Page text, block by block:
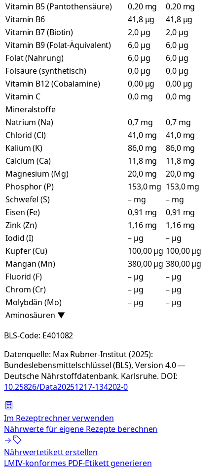
Vitamin B5 (Pantothensäure)
0,20 mg
0,20 mg
Vitamin B6
41,8 µg
41,8 µg
Vitamin B7 (Biotin)
2,0 µg
2,0 µg
Vitamin B9 (Folat-Äquivalent)
6,0 µg
6,0 µg
Folat (Nahrung)
6,0 µg
6,0 µg
Folsäure (synthetisch)
0,0 µg
0,0 µg
Vitamin B12 (Cobalamine)
0,00 µg
0,00 µg
Vitamin C
0,0 mg
0,0 mg
Mineralstoffe
Natrium (Na)
0,7 mg
0,7 mg
Chlorid (Cl)
41,0 mg
41,0 mg
Kalium (K)
86,0 mg
86,0 mg
Calcium (Ca)
11,8 mg
11,8 mg
Magnesium (Mg)
20,0 mg
20,0 mg
Phosphor (P)
153,0 mg 153,0 mg
Schwefel (S)
– mg
– mg
Eisen (Fe)
0,91 mg
0,91 mg
Zink (Zn)
1,16 mg
1,16 mg
Iodid (I)
– µg
– µg
Kupfer (Cu)
100,00 µg 100,00 µg
Mangan (Mn)
380,00 µg 380,00 µg
Fluorid (F)
– µg
– µg
Chrom (Cr)
– µg
– µg
Molybdän (Mo)
– µg
– µg
Aminosäuren ▼
BLS-Code: E401082
Datenquelle: Max Rubner-Institut (2025):
Bundeslebensmittelschlüssel (BLS), Version 4.0 —
Deutsche Nährstoffdatenbank. Karlsruhe. DOI:
10.25826/Data20251217-134202-0
Im Rezeptrechner verwenden
Nährwerte für eigene Rezepte berechnen
Nährwertetikett erstellen
LMIV-konformes PDF-Etikett generieren